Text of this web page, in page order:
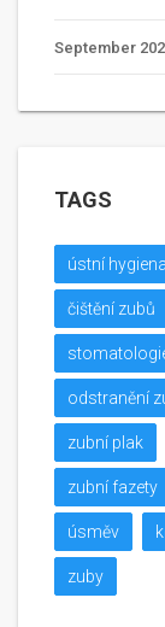
September
TAGS
ústní hygiena
čištění zubů
odstranění
zubní plak
zubní fazety
úsměv
zuby